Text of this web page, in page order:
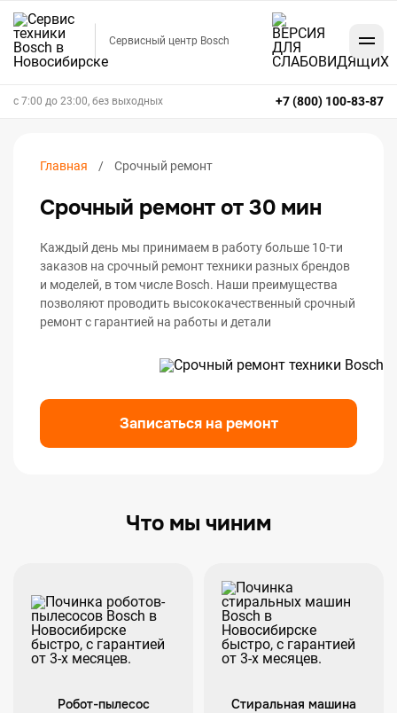
Сервисный центр Bosch
+7 (800) 100-83-87
с 7:00 до 23:00, без выходных
Главная Срочный ремонт
Срочный ремонт от 30 мин
Каждый день мы принимаем в работу больше 10-ти
заказов на срочный ремонт техники разных брендов
и моделей, в том числе Bosch. Наши преимущества
позволяют проводить высококачественный срочный
ремонт с гарантией на работы и детали
Записаться на ремонт
Что мы чиним
Робот-пылесос Стиральная машина